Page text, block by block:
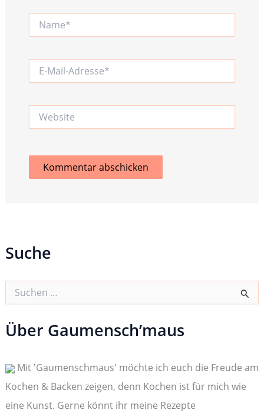
Mail-
Suche
h
e
a
c
h
:
Über Gaumensch’maus
Mit 'Gaumenschmaus' möchte ich euch die Freude am
Kochen & Backen zeigen, denn Kochen ist für mich wie
eine Kunst. Gerne könnt ihr meine Rezepte